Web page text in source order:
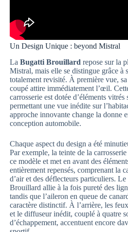
Un Design Unique : beyond Mistral
La Bugatti Brouillard repose sur la
Mistral, mais elle se distingue grâce à
totalement revisité. À première vue,
coupé attire immédiatement l’œil.
carrosserie est dotée d’éléments vitrés
permettant une vue inédite sur
approche innovante change la donne
conception automobile.
Chaque aspect du design a été
Par exemple, la teinte de la
ce modèle et met en avant des
entièrement repensés, comprenant la
d’air et des déflecteurs particuliers.
Brouillard allie à la fois pureté des
tandis que l’aileron en queue de
caractère distinctif. À l’arrière, les
et le diffuseur inédit, couplé à quatre
d’échappement, accentuent encore